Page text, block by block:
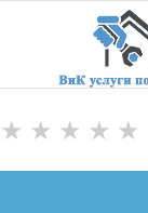
★
★
★
★
★